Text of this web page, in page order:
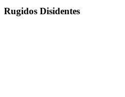
Rugidos Disidentes